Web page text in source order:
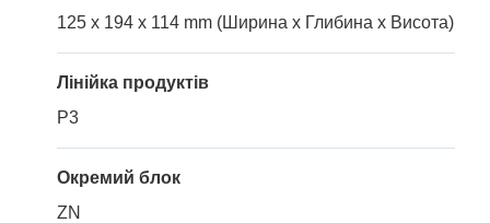
125 x 194 x 114 mm (Ширина x Глибина x Висота)
Лінійка продуктів
P3
Окремий блок
ZN